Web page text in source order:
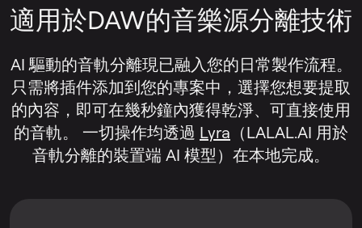
適用於DAW的音樂源分離技術
AI 驅動的音軌分離現已融入您的日常製作流程。
只需將插件添加到您的專案中，選擇您想要提取
的內容，即可在幾秒鐘內獲得乾淨、可直接使用
的音軌。 一切操作均透過 Lyra （LALAL.AI 用於
音軌分離的裝置端 AI 模型）在本地完成。